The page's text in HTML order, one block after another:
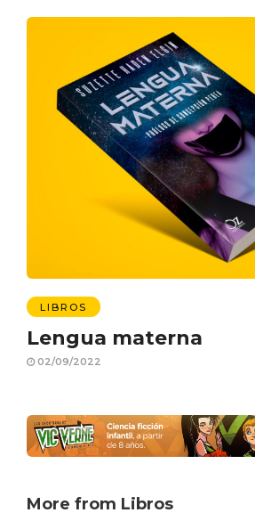
LIBROS
Lengua materna
02/09/2022
More from Libros